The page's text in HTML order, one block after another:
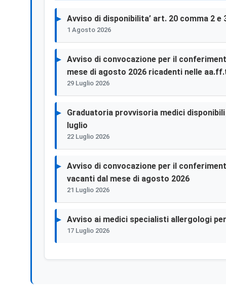
Avviso di disponibilita’ art. 20 comma 2
1 Agosto 2026
Avviso di convocazione per il
mese di agosto 2026 ricadenti nelle
29 Luglio 2026
Graduatoria provvisoria medici
luglio
22 Luglio 2026
Avviso di convocazione per il
vacanti dal mese di agosto 2026
21 Luglio 2026
Avviso ai medici specialisti allergologi
17 Luglio 2026